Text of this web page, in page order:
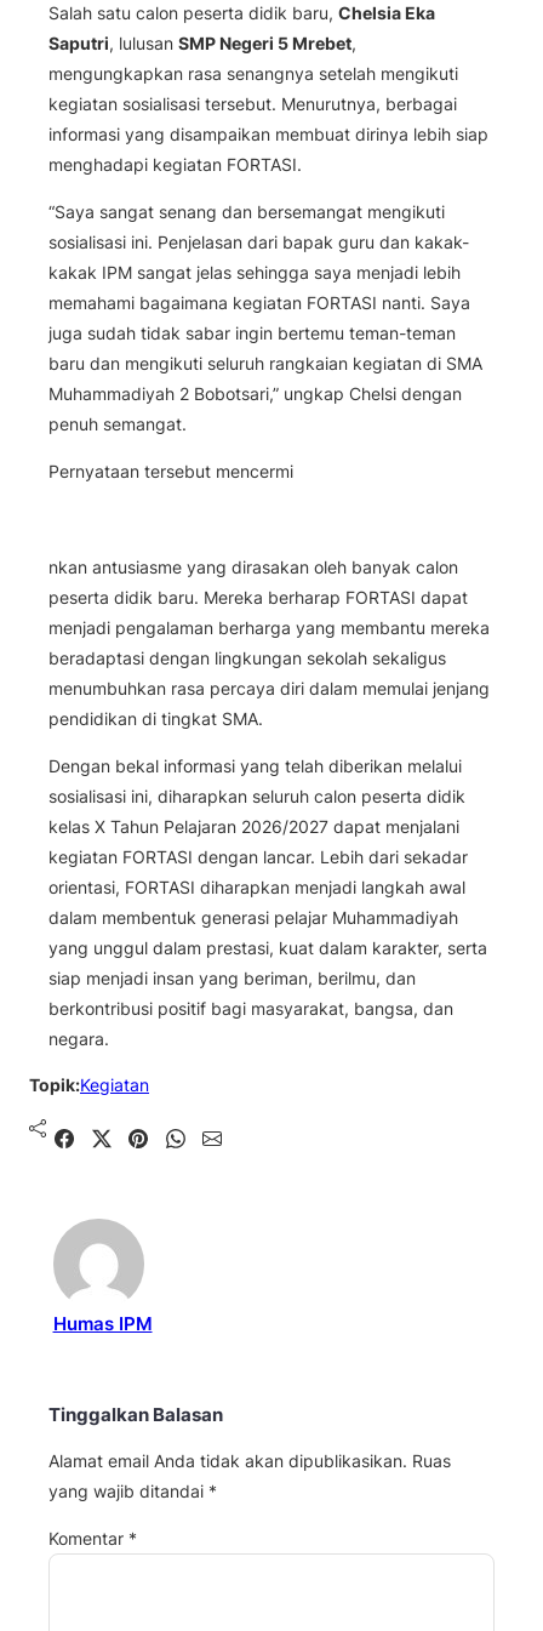
Salah satu calon peserta didik baru, Chelsia Eka
Saputri, lulusan SMP Negeri 5 Mrebet,
mengungkapkan rasa senangnya setelah mengikuti
kegiatan sosialisasi tersebut. Menurutnya, berbagai
informasi yang disampaikan membuat dirinya lebih siap
menghadapi kegiatan FORTASI.
“Saya sangat senang dan bersemangat mengikuti
sosialisasi ini. Penjelasan dari bapak guru dan kakak-
kakak IPM sangat jelas sehingga saya menjadi lebih
memahami bagaimana kegiatan FORTASI nanti. Saya
juga sudah tidak sabar ingin bertemu teman-teman
baru dan mengikuti seluruh rangkaian kegiatan di SMA
Muhammadiyah 2 Bobotsari,” ungkap Chelsi dengan
penuh semangat.
Pernyataan tersebut mencermi
nkan antusiasme yang dirasakan oleh banyak calon
peserta didik baru. Mereka berharap FORTASI dapat
menjadi pengalaman berharga yang membantu mereka
beradaptasi dengan lingkungan sekolah sekaligus
menumbuhkan rasa percaya diri dalam memulai jenjang
pendidikan di tingkat SMA.
Dengan bekal informasi yang telah diberikan melalui
sosialisasi ini, diharapkan seluruh calon peserta didik
kelas X Tahun Pelajaran 2026/2027 dapat menjalani
kegiatan FORTASI dengan lancar. Lebih dari sekadar
orientasi, FORTASI diharapkan menjadi langkah awal
dalam membentuk generasi pelajar Muhammadiyah
yang unggul dalam prestasi, kuat dalam karakter, serta
siap menjadi insan yang beriman, berilmu, dan
berkontribusi positif bagi masyarakat, bangsa, dan
negara.
Topik:Kegiatan
Shared Share on X Pin It Send on WhatsApp Send on Email
Humas IPM
Tinggalkan Balasan
Alamat email Anda tidak akan dipublikasikan. Ruas
yang wajib ditandai *
Komentar *